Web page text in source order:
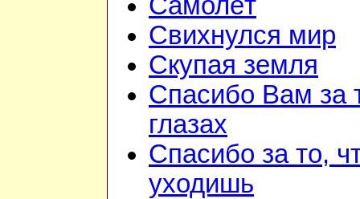
Самолёт
Свихнулся мир
Скупая земля
Спасибо Вам за
глазах
Спасибо за то,
уходишь